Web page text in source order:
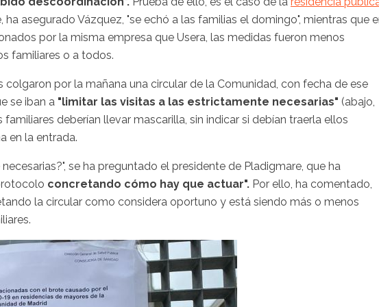
ha asegurado Vázquez, "se echó a las familias el domingo", mientras que
por la misma empresa que Usera, las medidas fueron menos
familiares o a todos.
colgaron por la mañana una circular de la Comunidad, con fecha de ese
se iban a "limitar las visitas a las estrictamente necesarias" (abajo,
deberían llevar mascarilla, sin indicar si debían traerla ellos
en la entrada.
se ha preguntado el presidente de Pladigmare, que ha
concretando cómo hay que actuar". Por ello, ha comentado,
la circular como considera oportuno y está siendo más o menos